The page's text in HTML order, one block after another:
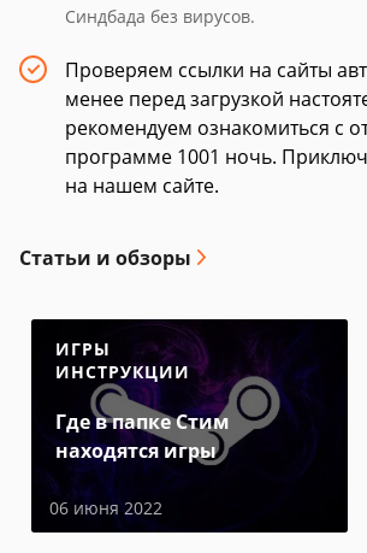
Синдбада без вирусов.
Проверяем ссылки на сайты
менее перед загрузкой
рекомендуем ознакомиться с
программе 1001 ночь.
на нашем сайте.
Статьи и обзоры
ИГРЫ
ИНСТРУКЦИИ
Где в папке Стим
находятся игры
06 июня 2022